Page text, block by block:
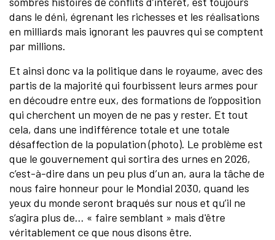
dans le déni, égrenant les richesses et les réalisations
en milliards mais ignorant les pauvres qui se comptent
par millions.
Et ainsi donc va la politique dans le royaume, avec des
partis de la majorité qui fourbissent leurs armes pour
en découdre entre eux, des formations de l’opposition
qui cherchent un moyen de ne pas y rester. Et tout
cela, dans une indifférence totale et une totale
désaffection de la population (photo). Le problème est
que le gouvernement qui sortira des urnes en 2026,
c’est-à-dire dans un peu plus d’un an, aura la tâche de
nous faire honneur pour le Mondial 2030, quand les
yeux du monde seront braqués sur nous et qu’il ne
s’agira plus de… « faire semblant » mais d'être
véritablement ce que nous disons être.